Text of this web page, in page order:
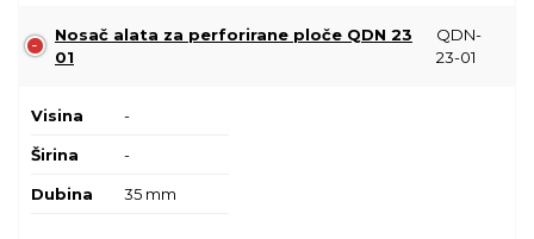
Nosač alata za perforirane ploče QDN 23
01
QDN-
23-01
Visina -
Širina -
Dubina 35 mm